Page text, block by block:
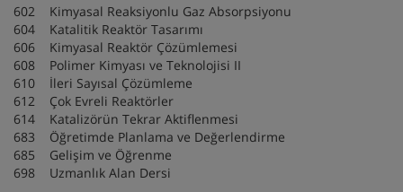
602 Kimyasal Reaksiyonlu Gaz Absorpsiyonu
604 Katalitik Reaktör Tasarımı
606 Kimyasal Reaktör Çözümlemesi
608 Polimer Kimyası ve Teknolojisi II
610 İleri Sayısal Çözümleme
612 Çok Evreli Reaktörler
614 Katalizörün Tekrar Aktiflenmesi
683 Öğretimde Planlama ve Değerlendirme
685 Gelişim ve Öğrenme
698 Uzmanlık Alan Dersi